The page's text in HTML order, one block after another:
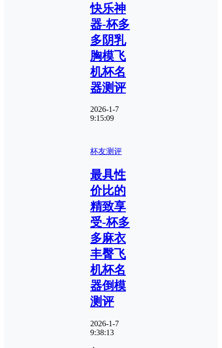
快乐神
器-杯多
多阴乳
胸模飞
机杯名
器测评
2026-1-7
9:15:09
杯友测评
最具性
价比的
精致享
受-杯多
多麻衣
丰臀飞
机杯名
器倒模
测评
2026-1-7
9:38:13